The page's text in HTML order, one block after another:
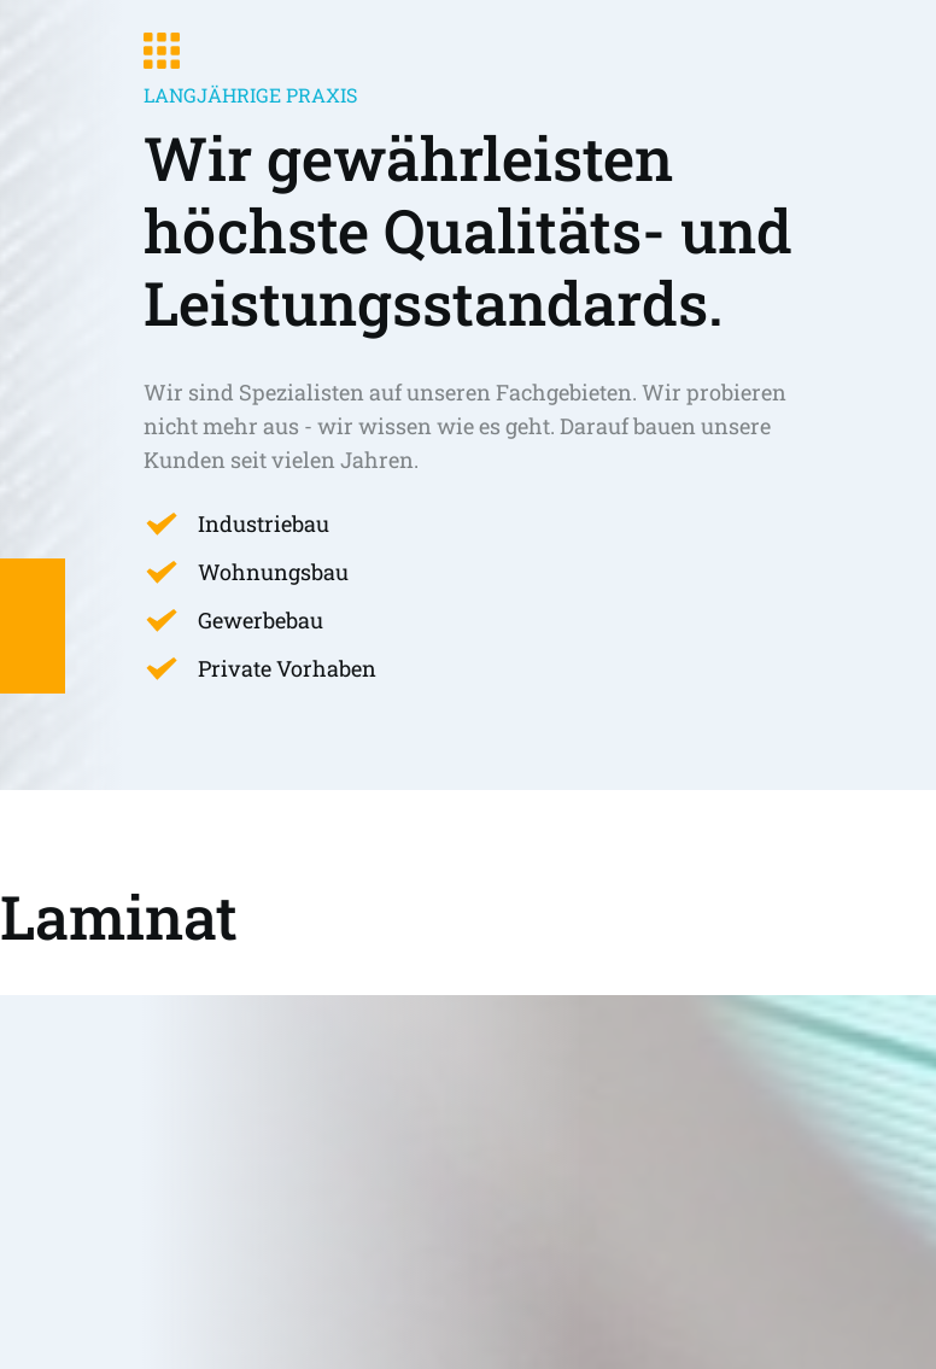
LANGJÄHRIGE PRAXIS
Wir gewährleisten
höchste Qualitäts- und
Leistungsstandards.
Wir sind Spezialisten auf unseren Fachgebieten. Wir probieren
nicht mehr aus - wir wissen wie es geht. Darauf bauen unsere
Kunden seit vielen Jahren.
Industriebau
Wohnungsbau
Gewerbebau
Private Vorhaben
Laminat